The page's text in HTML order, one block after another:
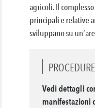
agricoli. Il
principali e relative
sviluppano su
PROCEDURE
Vedi dettagli
manifestazioni